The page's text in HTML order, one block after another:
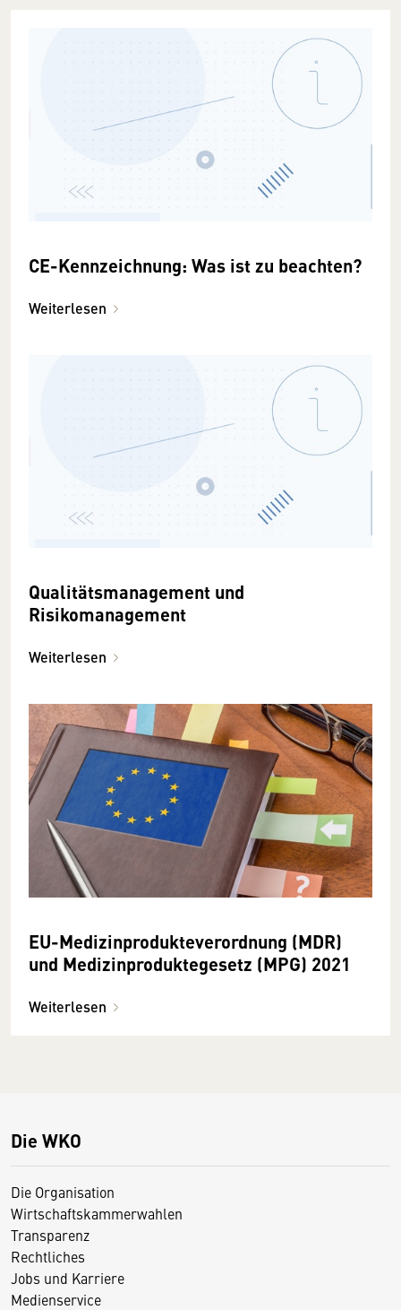
CE-Kennzeichnung: Was ist zu beachten?
Weiterlesen
Qualitätsmanagement und
Risikomanagement
Weiterlesen
EU-Medizinprodukteverordnung (MDR)
und Medizinproduktegesetz (MPG) 2021
Weiterlesen
Die WKO
Die Organisation
Wirtschaftskammerwahlen
Transparenz
Rechtliches
Jobs und Karriere
Medienservice